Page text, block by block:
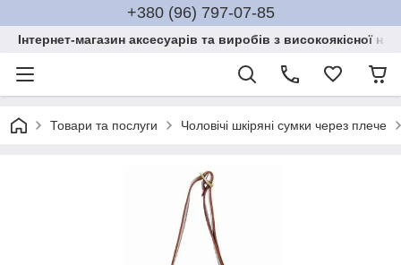
+380 (96) 797-07-85
Інтернет-магазин аксесуарів та виробів з високоякісної
Товари та послуги Чоловічі шкіряні сумки через плече